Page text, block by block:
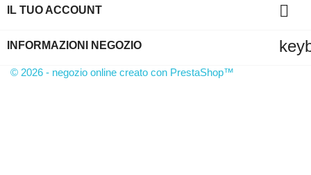
IL TUO ACCOUNT 
INFORMAZIONI NEGOZIO
© 2026 - negozio online creato con PrestaShop™